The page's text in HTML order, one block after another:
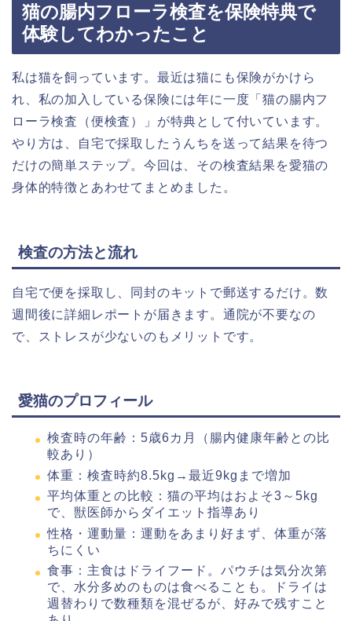
猫の腸内フローラ検査を保険特典で
体験してわかったこと
私は猫を飼っています。最近は猫にも保険がかけら
れ、私の加入している保険には年に一度「猫の腸内フ
ローラ検査（便検査）」が特典として付いています。
やり方は、自宅で採取したうんちを送って結果を待つ
だけの簡単ステップ。今回は、その検査結果を愛猫の
身体的特徴とあわせてまとめました。
検査の方法と流れ
自宅で便を採取し、同封のキットで郵送するだけ。数
週間後に詳細レポートが届きます。通院が不要なの
で、ストレスが少ないのもメリットです。
愛猫のプロフィール
検査時の年齢：5歳6カ月（腸内健康年齢との比
較あり）
体重：検査時約8.5kg→最近9kgまで増加
平均体重との比較：猫の平均はおよそ3～5kg
で、獣医師からダイエット指導あり
性格・運動量：運動をあまり好まず、体重が落
ちにくい
食事：主食はドライフード。パウチは気分次第
で、水分多めのものは食べることも。ドライは
週替わりで数種類を混ぜるが、好みで残すこと